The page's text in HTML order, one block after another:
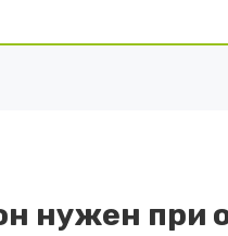
нужен при